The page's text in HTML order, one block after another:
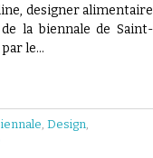
designer alimentaire
la biennale de Saint-
le…
,Design,